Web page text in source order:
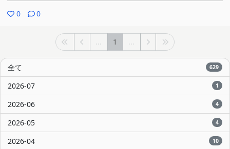
0 0
... 1 ...
全て 629
2026-07 1
2026-06 4
2026-05 4
2026-04 10